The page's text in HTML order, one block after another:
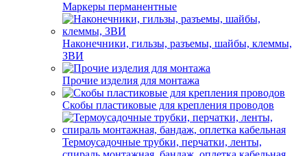
Маркеры перманентные
Наконечники, гильзы, разъемы, шайбы, клеммы,
ЗВИ
Прочие изделия для монтажа
Скобы пластиковые для крепления проводов
Термоусадочные трубки, перчатки, ленты,